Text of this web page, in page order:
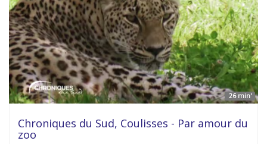
26 min'
Chroniques du Sud, Coulisses - Par amour du
zoo